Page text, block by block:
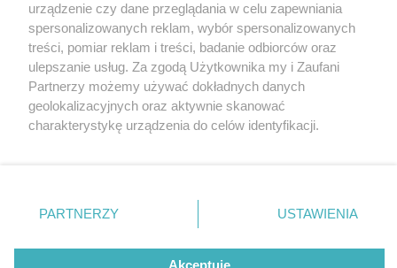
2 / 0
Nie zapomnij
zapoznać się z:
polityką prywatności regulamin korzystania z portali
Twojemiasto
Piekary Śląskie
Chorzów
Tarnowskie Góry
Gliwice
Skontakuj sięz nami
Kontakt
Wydawca
Redakcja
urządzenie czy dane przeglądania w celu zapewniania
spersonalizowanych reklam, wybór spersonalizowanych
treści, pomiar reklam i treści, badanie odbiorców oraz
ulepszanie usług. Za zgodą Użytkownika my i Zaufani
Partnerzy możemy używać dokładnych danych
geolokalizacyjnych oraz aktywnie skanować
charakterystykę urządzenia do celów identyfikacji.
zmienić/wycofać klikając przycisk ustawień prywatności
znajdujący się w lewym dolnym rogu strony
rodzaje przetwarzania danych nie wymagają zgody
użytkownika, ale masz prawo sprzeciwić się takiemu
PARTNERZY USTAWIENIA
Akceptuję